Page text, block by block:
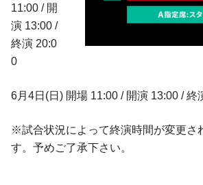
11:00 / 開
演 13:00 /
終演 20:0
0
6月4日(日) 開場 11:00 / 開演 13:00 / 終
※試合状況によって終演時間が変更さ
す。予めご了承下さい。